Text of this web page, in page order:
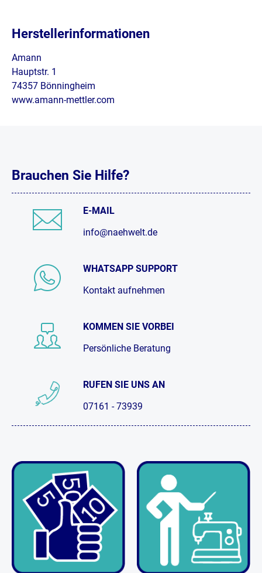
Herstellerinformationen
Amann
Hauptstr. 1
74357 Bönningheim
www.amann-mettler.com
Brauchen Sie Hilfe?
E-MAIL
info@naehwelt.de
WHATSAPP SUPPORT
Kontakt aufnehmen
KOMMEN SIE VORBEI
Persönliche Beratung
RUFEN SIE UNS AN
07161 - 73939